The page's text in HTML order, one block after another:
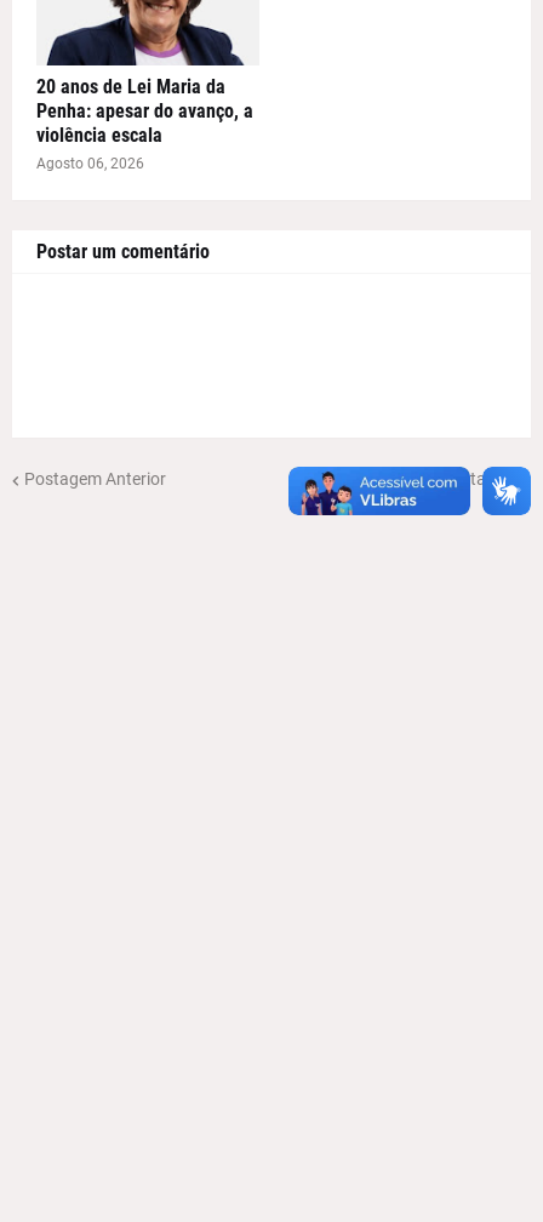
20 anos de Lei Maria da
Penha: apesar do avanço, a
violência escala
Agosto 06, 2026
Postar um comentário
Postagem Anterior Próxima Postagem